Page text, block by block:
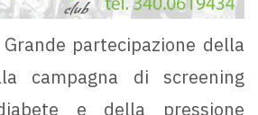
Grande partecipazione della
campagna di screening
e della pressione